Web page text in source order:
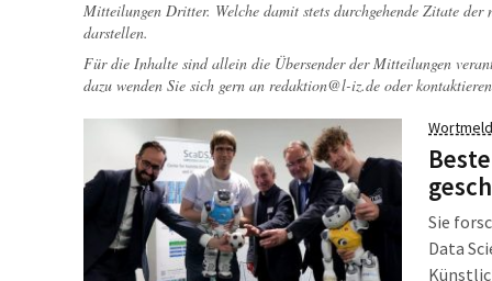
Mitteilungen Dritter. Welche damit stets durchgehende Zitate
darstellen.
Für die Inhalte sind allein die Übersender der Mitteilungen
dazu wenden Sie sich gern an redaktion@l-iz.de oder
Sie
Data